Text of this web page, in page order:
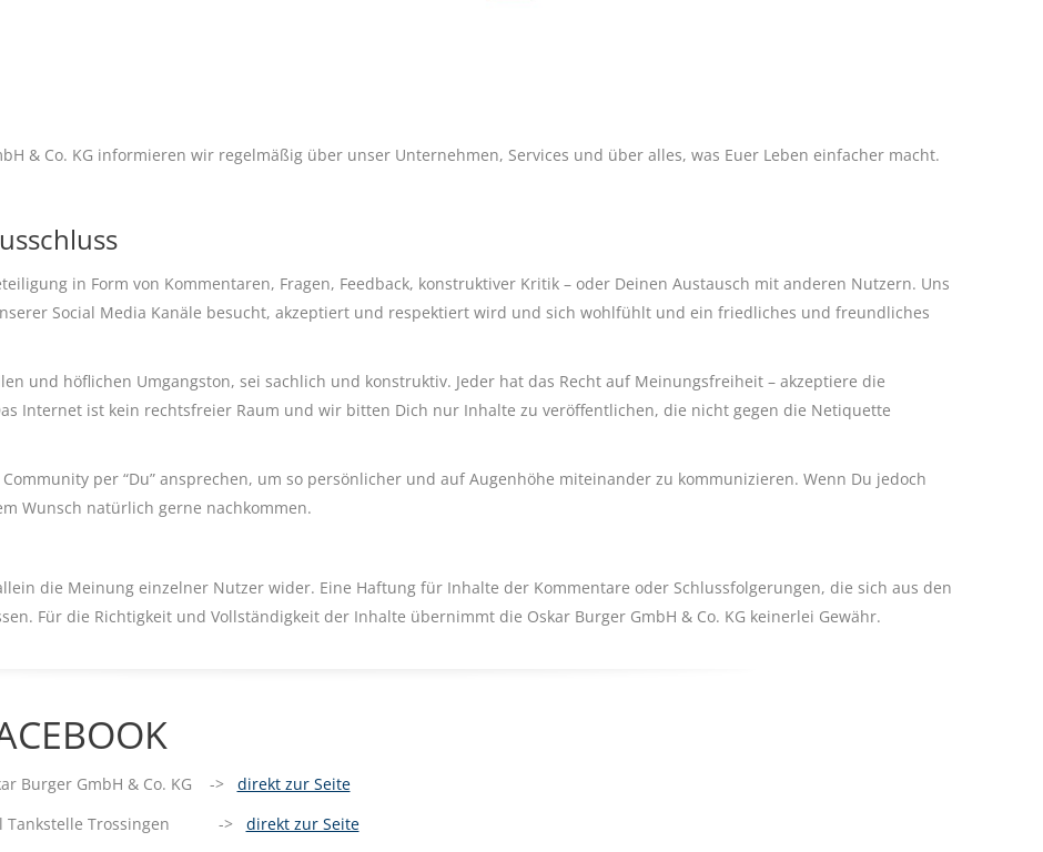
& Co. KG informieren wir regelmäßig über unser Unternehmen, Services und über alles, was Euer Leben einfacher macht.
in Form von Kommentaren, Fragen, Feedback, konstruktiver Kritik – oder Deinen Austausch mit anderen Nutzern. Uns
Social Media Kanäle besucht, akzeptiert und respektiert wird und sich wohlfühlt und ein friedliches und freundliches
und höflichen Umgangston, sei sachlich und konstruktiv. Jeder hat das Recht auf Meinungsfreiheit – akzeptiere die
Internet ist kein rechtsfreier Raum und wir bitten Dich nur Inhalte zu veröffentlichen, die nicht gegen die Netiquette
per “Du” ansprechen, um so persönlicher und auf Augenhöhe miteinander zu kommunizieren. Wenn Du jedoch
Wunsch natürlich gerne nachkommen.
die Meinung einzelner Nutzer wider. Eine Haftung für Inhalte der Kommentare oder Schlussfolgerungen, die sich aus den
Für die Richtigkeit und Vollständigkeit der Inhalte übernimmt die Oskar Burger GmbH & Co. KG keinerlei Gewähr.
Burger GmbH & Co. KG -> direkt zur Seite
Tankstelle Trossingen -> direkt zur Seite